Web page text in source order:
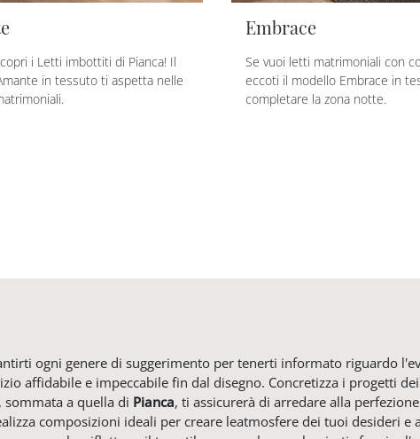
i Letti imbottiti di Pianca! Il
in tessuto ti aspetta nelle
Embrace
Se vuoi letti matrimoniali con
eccoti il modello Embrace in
completare la zona notte.
ogni genere di suggerimento per tenerti informato riguardo
affidabile e impeccabile fin dal disegno. Concretizza i progetti
a quella di Pianca, ti assicurerà di arredare alla
composizioni ideali per creare leatmosfere dei tuoi desideri e